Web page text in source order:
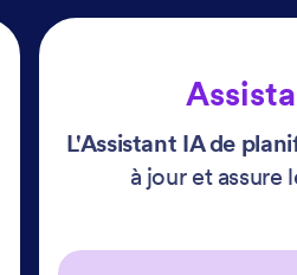
L'Assistant IA de
à jour et assure